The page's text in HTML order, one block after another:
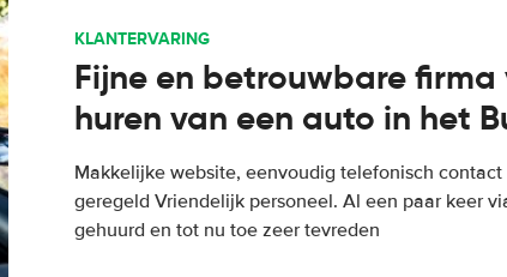
KLANTERVARING
Fijne en betrouwbare firma
huren van een auto in het
Makkelijke website, eenvoudig telefonisch
geregeld Vriendelijk personeel. Al een paar keer
gehuurd en tot nu toe zeer tevreden